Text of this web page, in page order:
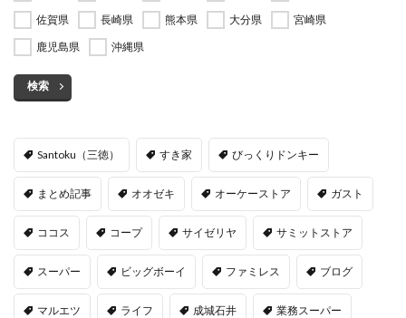
佐賀県
長崎県 熊本県 大分県
宮崎県
鹿児島県
沖縄県
検索
Santoku（三徳） すき家 びっくりドンキー
まとめ記事 オオゼキ オーケーストア ガスト
ココス コープ サイゼリヤ サミットストア
スーパー ビッグボーイ ファミレス ブログ
マルエツ ライフ 成城石井 業務スーパー